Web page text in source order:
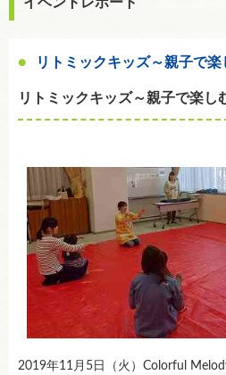
リトミックキッズ～親子で
リトミックキッズ～親子で楽し
2019年11月5日（火）Colorful